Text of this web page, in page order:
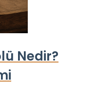
Nedir?